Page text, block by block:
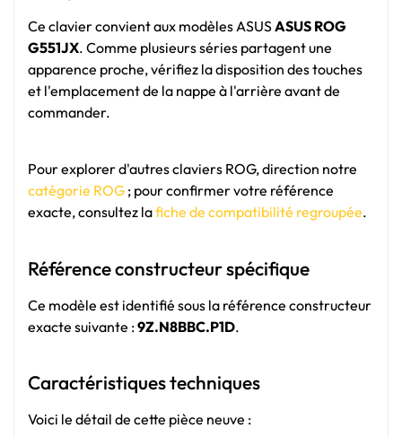
Ce clavier convient aux modèles ASUSASUS ROG
G551JX. Comme plusieurs séries partagent une
apparence proche, vérifiez la disposition des touches
et l'emplacement de la nappe à l'arrière avant de
commander.
Pour explorer d'autres claviers ROG, direction notre
catégorie ROG ; pour confirmer votre référence
exacte, consultez lafiche de compatibilité regroupée.
Référence constructeur spécifique
Ce modèle est identifié sous la référence constructeur
exacte suivante :9Z.N8BBC.P1D.
Caractéristiques techniques
Voici le détail de cette pièce neuve :